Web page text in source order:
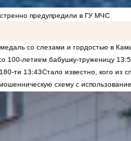
предупредили в ГУ МЧС
со слезами и гордостью в
100-летием бабушку-труженицу
ти 13:43Стало известно, кого из
схему с